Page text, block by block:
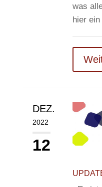
was
hier
DEZ.
2022
12